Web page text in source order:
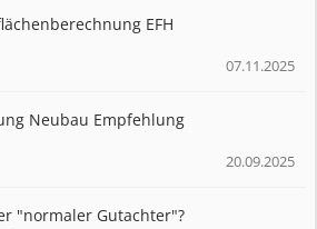
EFH
07.11.2025
Neubau Empfehlung
20.09.2025
"normaler Gutachter"?